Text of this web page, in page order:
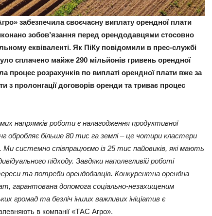
забезпечила своєчасну виплату орендної плати
зобов’язання перед орендодавцями стосовно
еквіваленті. Як ПіКу повідомили в прес-службі
сплачено майже 290 мільйонів гривень орендної
процес розрахунків по виплаті орендної плати вже за
з пролонгації договорів оренди та триває процес
напрямків роботи є налагодження продуктивної
обробляє більше 80 тис га землі – це чотири кластери
системно співпрацюємо із 25 тис пайовиків, які мають
підходу. Завдяки наполегливій роботі
та потреби орендодавців. Конкурентна орендна
гарантована допомога соціально-незахищеним
громад та безліч інших важливих ініціатив є
в компанії «ТАС Агро».